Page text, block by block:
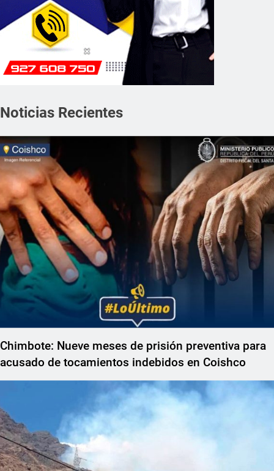
Noticias Recientes
Chimbote: Nueve meses de prisión preventiva para
acusado de tocamientos indebidos en Coishco